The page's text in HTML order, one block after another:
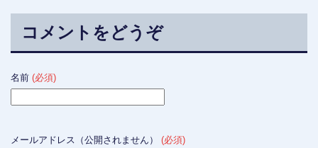
コメントをどうぞ
名前 (必須)
メールアドレス（公開されません） (必須)